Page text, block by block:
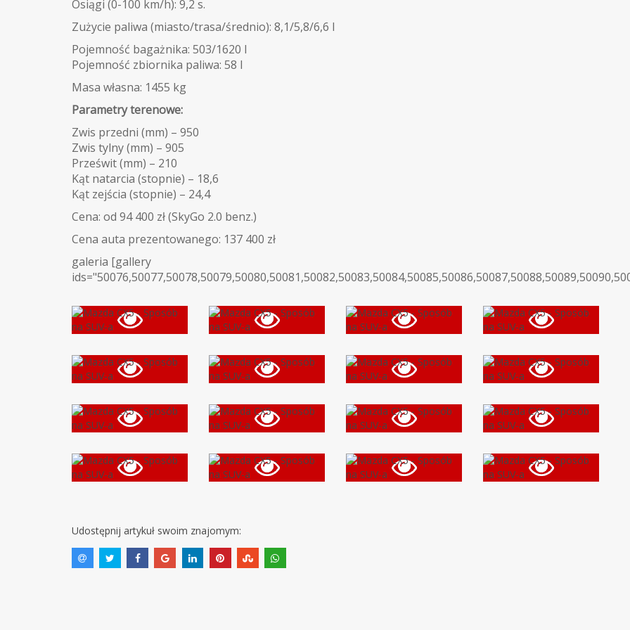
Osiągi (0-100 km/h): 9,2 s.
Zużycie paliwa (miasto/trasa/średnio): 8,1/5,8/6,6 l
Pojemność bagażnika: 503/1620 l
Pojemność zbiornika paliwa: 58 l
Masa własna: 1455 kg
Parametry terenowe:
Zwis przedni (mm) – 950
Zwis tylny (mm) – 905
Prześwit (mm) – 210
Kąt natarcia (stopnie) – 18,6
Kąt zejścia (stopnie) – 24,4
Cena: od 94 400 zł (SkyGo 2.0 benz.)
Cena auta prezentowanego: 137 400 zł
galeria [gallery
Udostępnij artykuł swoim znajomym: